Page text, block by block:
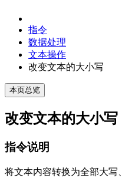
指令
数据处理
文本操作
改变文本的大小写
本页总览
改变文本的大小写
指令说明
将文本内容转换为全部大